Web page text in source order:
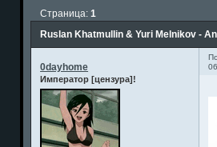
Ruslan Khatmullin & Yuri Melnikov -
Страница:1
0dayhome
Император [цензура]!